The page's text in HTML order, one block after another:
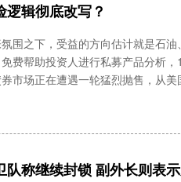
辑彻底改写？
围之下，受益的方向估计就是石
费帮助投资人进行私募产品分析
市场正在遭遇一轮猛烈抛售，从
称继续封锁 副外长则表